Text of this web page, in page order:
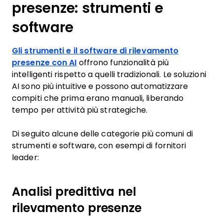
presenze: strumenti e
software
Gli strumenti e il software di rilevamento
presenze con AI offrono funzionalità più
intelligenti rispetto a quelli tradizionali. Le soluzioni
AI sono più intuitive e possono automatizzare
compiti che prima erano manuali, liberando
tempo per attività più strategiche.
Di seguito alcune delle categorie più comuni di
strumenti e software, con esempi di fornitori
leader:
Analisi predittiva nel
rilevamento presenze